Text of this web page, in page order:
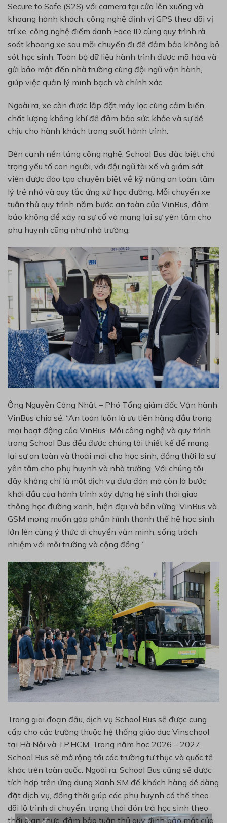
Secure to Safe (S2S) với camera tại cửa lên xuống và
khoang hành khách, công nghệ định vị GPS theo dõi vị
trí xe, công nghệ điểm danh Face ID cùng quy trình rà
soát khoang xe sau mỗi chuyến đi để đảm bảo không bỏ
sót học sinh. Toàn bộ dữ liệu hành trình được mã hóa và
gửi bảo mật đến nhà trường cùng đội ngũ vận hành,
giúp việc quản lý minh bạch và chính xác.
Ngoài ra, xe còn được lắp đặt máy lọc cùng cảm biến
chất lượng không khí để đảm bảo sức khỏe và sự dễ
chịu cho hành khách trong suốt hành trình.
Bên cạnh nền tảng công nghệ, School Bus đặc biệt chú
trọng yếu tố con người, với đội ngũ tài xế và giám sát
viên được đào tạo chuyên biệt về kỹ năng an toàn, tâm
lý trẻ nhỏ và quy tắc ứng xử học đường. Mỗi chuyến xe
tuân thủ quy trình năm bước an toàn của VinBus, đảm
bảo không để xảy ra sự cố và mang lại sự yên tâm cho
phụ huynh cũng như nhà trường.
Ông Nguyễn Công Nhật – Phó Tổng giám đốc Vận hành
VinBus chia sẻ: “An toàn luôn là ưu tiên hàng đầu trong
mọi hoạt động của VinBus. Mỗi công nghệ và quy trình
trong School Bus đều được chúng tôi thiết kế để mang
lại sự an toàn và thoải mái cho học sinh, đồng thời là sự
yên tâm cho phụ huynh và nhà trường. Với chúng tôi,
đây không chỉ là một dịch vụ đưa đón mà còn là bước
khởi đầu của hành trình xây dựng hệ sinh thái giao
thông học đường xanh, hiện đại và bền vững. VinBus và
GSM mong muốn góp phần hình thành thế hệ học sinh
lớn lên cùng ý thức di chuyển văn minh, sống trách
nhiệm với môi trường và cộng đồng.”
Trong giai đoạn đầu, dịch vụ School Bus sẽ được cung
cấp cho các trường thuộc hệ thống giáo dục Vinschool
tại Hà Nội và TP.HCM. Trong năm học 2026 – 2027,
School Bus sẽ mở rộng tới các trường tư thục và quốc tế
khác trên toàn quốc. Ngoài ra, School Bus cũng sẽ được
tích hợp trên ứng dụng Xanh SM để khách hàng dễ dàng
đặt dịch vụ, đồng thời giúp các phụ huynh có thể theo
dõi lộ trình di chuyển, trạng thái đón trả học sinh theo
thời gian thực, đảm bảo tuân thủ quy định bảo mật của